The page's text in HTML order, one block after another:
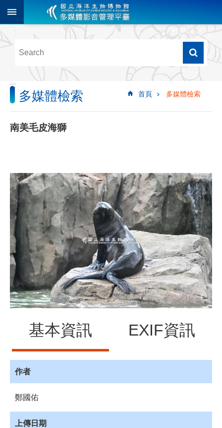
跳到主要內容區塊
階
尋
多
媒
體
檢
像
影
音
音
源
訊
息
發
布
諮
詢
會
員
專
區
:::
首頁 多媒體檢索
多媒體檢索
南美毛皮海獅
基本資訊 EXIF資訊
作者
鄭國佑
上傳日期